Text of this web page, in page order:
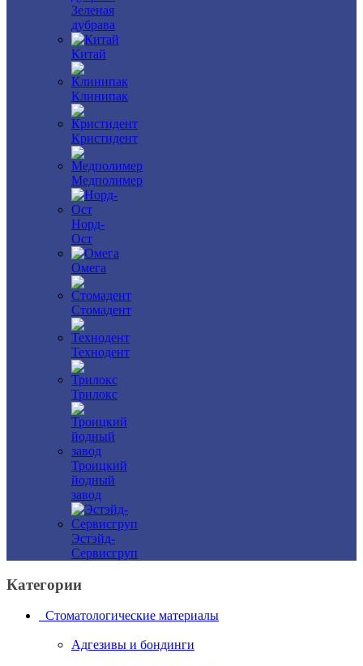
Зеленая
дубрава
Китай
Клинипак
Кристидент
Медполимер
Норд-
Ост
Омега
Стомадент
Технодент
Трилокс
Троицкий
йодный
завод
Эстэйд-
Сервисгруп
Категории
Стоматологические материалы
Адгезивы и бондинги